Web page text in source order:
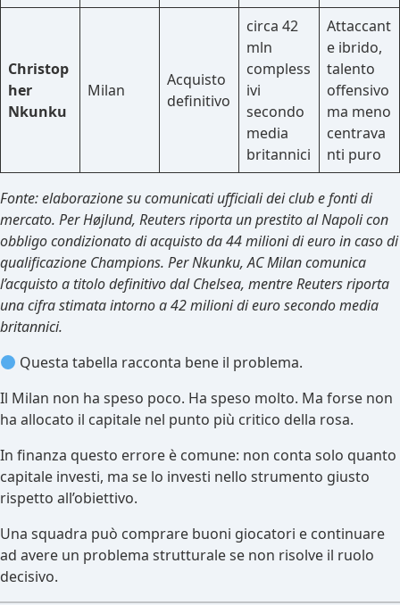
Christop
her
Nkunku
Milan
Acquisto
definitivo
circa 42
mln
compless
ivi
secondo
media
britannici
Attaccant
e ibrido,
talento
offensivo
ma meno
centrava
nti puro
Fonte: elaborazione su comunicati ufficiali dei club e fonti di
mercato. Per Højlund, Reuters riporta un prestito al Napoli con
obbligo condizionato di acquisto da 44 milioni di euro in caso di
qualificazione Champions. Per Nkunku, AC Milan comunica
l’acquisto a titolo definitivo dal Chelsea, mentre Reuters riporta
una cifra stimata intorno a 42 milioni di euro secondo media
britannici.
Questa tabella racconta bene il problema.
Il Milan non ha speso poco. Ha speso molto. Ma forse non
ha allocato il capitale nel punto più critico della rosa.
In finanza questo errore è comune: non conta solo quanto
capitale investi, ma se lo investi nello strumento giusto
rispetto all’obiettivo.
Una squadra può comprare buoni giocatori e continuare
ad avere un problema strutturale se non risolve il ruolo
decisivo.